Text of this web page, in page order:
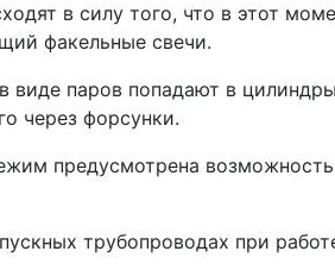
в силу того, что в этот
факельные свечи.
паров попадают в
через форсунки.
предусмотрена
трубопроводах при